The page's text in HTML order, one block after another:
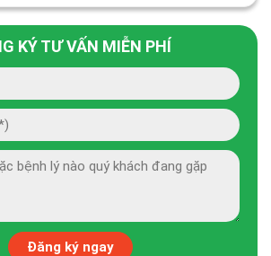
KÝ TƯ VẤN MIỄN PHÍ